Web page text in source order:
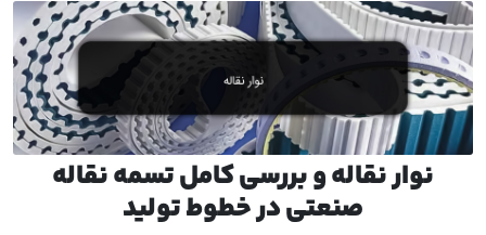
نوار نقاله و بررسی کامل تسمه نقاله
صنعتی در خطوط تولید